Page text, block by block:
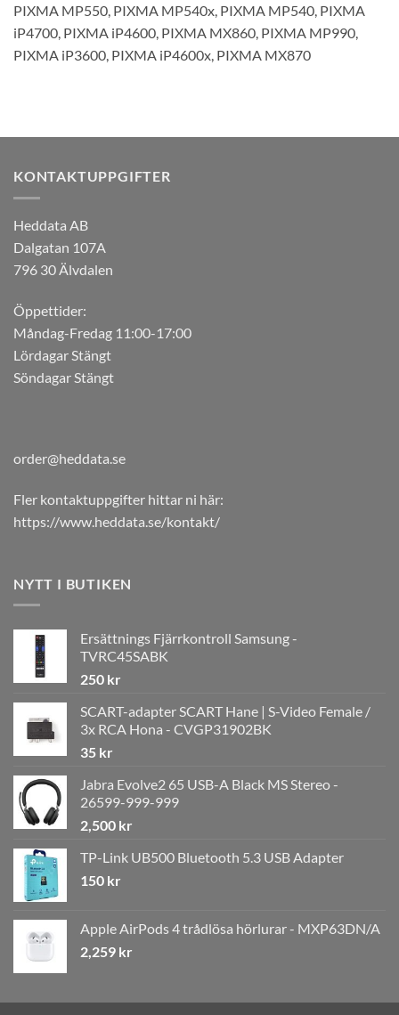
PIXMA MP550, PIXMA MP540x, PIXMA MP540, PIXMA
iP4700, PIXMA iP4600, PIXMA MX860, PIXMA MP990,
PIXMA iP3600, PIXMA iP4600x, PIXMA MX870
KONTAKTUPPGIFTER
Heddata AB
Dalgatan 107A
796 30 Älvdalen
Öppettider:
Måndag-Fredag 11:00-17:00
Lördagar Stängt
Söndagar Stängt
order@heddata.se
Fler kontaktuppgifter hittar ni här:
https://www.heddata.se/kontakt/
NYTT I BUTIKEN
Ersättnings Fjärrkontroll Samsung -
TVRC45SABK
250 kr
SCART-adapter SCART Hane | S-Video Female /
3x RCA Hona - CVGP31902BK
35 kr
Jabra Evolve2 65 USB-A Black MS Stereo -
26599-999-999
2,500 kr
TP-Link UB500 Bluetooth 5.3 USB Adapter
150 kr
Apple AirPods 4 trådlösa hörlurar - MXP63DN/A
2,259 kr